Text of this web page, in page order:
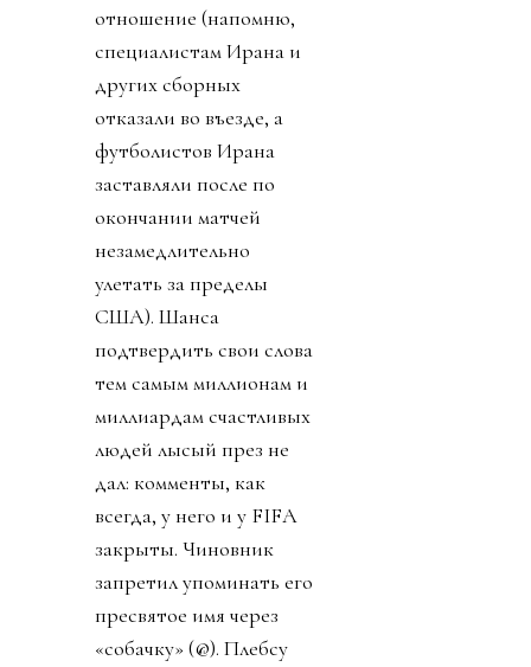
отношение (напомню,
специалистам Ирана и
других сборных
отказали во въезде, а
футболистов Ирана
заставляли после по
окончании матчей
незамедлительно
улетать за пределы
США). Шанса
подтвердить свои слова
тем самым миллионам и
миллиардам счастливых
людей лысый през не
дал: комменты, как
всегда, у него и у FIFA
закрыты. Чиновник
запретил упоминать его
пресвятое имя через
«собачку» (@). Плебсу